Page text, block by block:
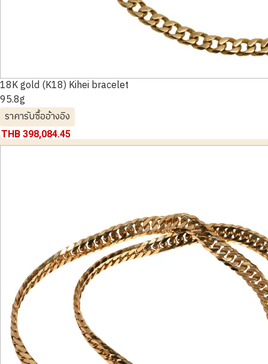
18K gold (K18) Kihei bracelet
95.8g
ราคารับซื้ออ้างอิง
THB 398,084.45